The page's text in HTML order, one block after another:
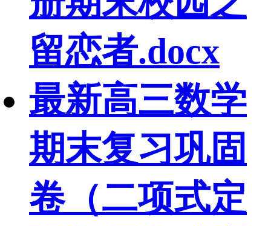
留恋者.docx
最新高三数学
期末复习巩固
卷（二项式定